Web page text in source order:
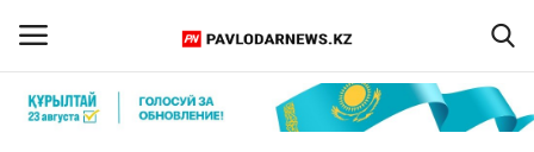
Регистрация